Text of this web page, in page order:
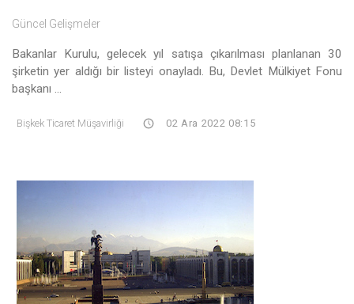
Güncel Gelişmeler
Bakanlar Kurulu, gelecek yıl satışa çıkarılması planlanan 30
şirketin yer aldığı bir listeyi onayladı. Bu, Devlet Mülkiyet Fonu
başkanı ...
Bişkek Ticaret Müşavirliği 02 Ara 2022 08:15